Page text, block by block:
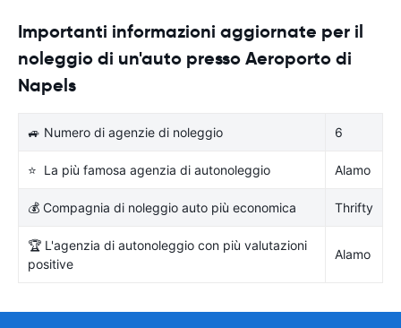
Importanti informazioni aggiornate per il
noleggio di un'auto presso Aeroporto di
Napels
🚙 Numero di agenzie di noleggio 6
⭐ La più famosa agenzia di autonoleggio Alamo
💰 Compagnia di noleggio auto più economica Thrifty
🏆 L'agenzia di autonoleggio con più valutazioni
positive
Alamo